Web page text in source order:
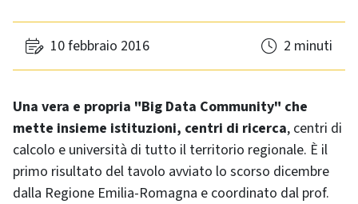
10 febbraio 2016 2 minuti
Una vera e propria "Big Data Community" che
mette insieme istituzioni, centri di ricerca, centri di
calcolo e università di tutto il territorio regionale. È il
primo risultato del tavolo avviato lo scorso dicembre
dalla Regione Emilia-Romagna e coordinato dal prof.